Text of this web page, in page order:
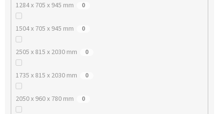
1284 x 705 x 945 mm 0
1504 x 705 x 945 mm 0
2505 x 815 x 2030 mm 0
1735 x 815 x 2030 mm 0
2050 x 960 x 780 mm 0